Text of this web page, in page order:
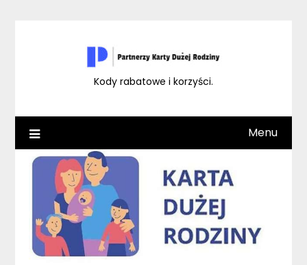
Kody rabatowe i korzyści.
Menu